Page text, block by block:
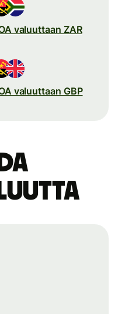
valuuttaan ZAR
valuuttaan GBP